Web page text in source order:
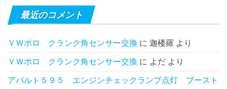
最近のコメント
ＶＷポロ クランク角センサー交換 に 迦楼羅 より
ＶＷポロ クランク角センサー交換 に よだ より
アバルト５９５ エンジンチェックランプ点灯 ブースト